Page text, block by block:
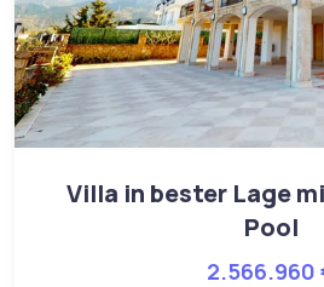
Villa in bester Lage
Pool
2.566.960